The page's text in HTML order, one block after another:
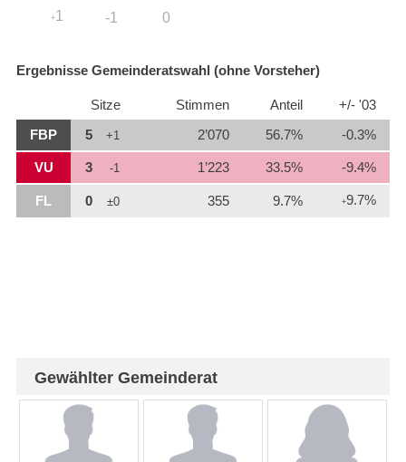
+1 -1 0
Ergebnisse Gemeinderatswahl (ohne Vorsteher)
Sitze Stimmen Anteil
+/- '03
FBP
5 +1 2’070 56.7% -0.3%
VU 3 -1 1’223 33.5% -9.4%
FL 0 ±0 355 9.7% +9.7%
Gewählter Gemeinderat